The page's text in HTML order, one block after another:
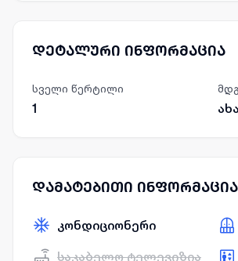
დეტალური ინფორმაცია
სველი წერტილი
1
დამატებითი ინფორმაცია
კონდიციონერი
საკაბელო ტელევიზია